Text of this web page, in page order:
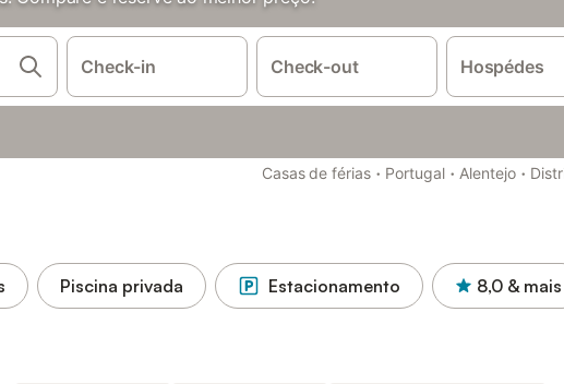
Check-in Check-out Hospédes
Casas de férias · Portugal · Alentejo ·
Piscina privada Estacionamento 8,0 & mais